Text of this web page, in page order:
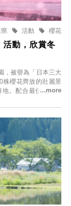
櫻花
活動
活動，欣賞冬
，被譽為「日本三大
株櫻花齊放的壯麗景
。配合最佳觀雪時